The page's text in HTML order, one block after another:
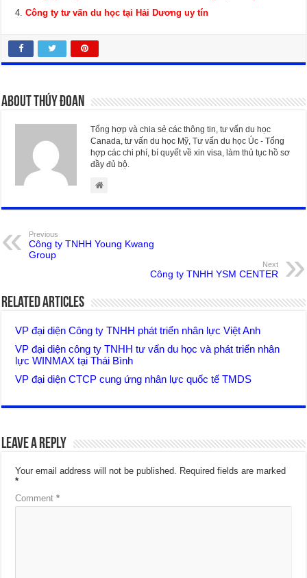
Công ty tư vấn du học tại Hải Dương uy tín
About Thúy Đoan
Tổng hợp và chia sẻ các thông tin, tư vấn du học
Canada, tư vấn du học Mỹ, Tư vấn du học Úc - Tổng
hợp các chi phí, bí quyết về xin visa, làm thủ tục hồ sơ
đầy đủ bộ.
Previous
Công ty TNHH Young Kwang
Group
Next
Công ty TNHH YSM CENTER
Related Articles
VP đại diện Công ty TNHH phát triển nhân lực Việt Anh
VP đại diện công ty TNHH tư vấn du học và phát triển nhân
lực WINMAX tại Thái Bình
VP đại diện CTCP cung ứng nhân lực quốc tế TMDS
Leave a Reply
Your email address will not be published. Required fields are marked
*
Comment*